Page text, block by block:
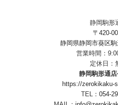
静岡駒形
〒420-
静岡県静岡市葵区
営業時間：
定休日：
静岡駒形通
https://zerokikaku-
TEL： 054-